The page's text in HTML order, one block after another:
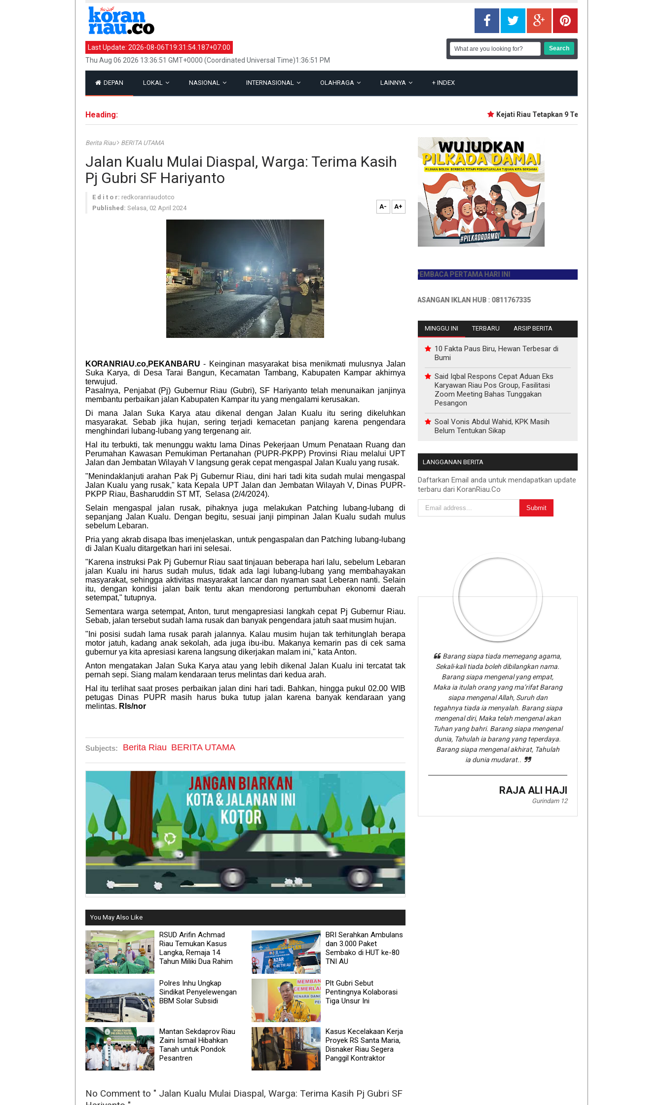
Last Update: 2026-08-06T19:31:54.187+07:00
Thu Aug 06 2026 13:36:51 GMT+0000 (Coordinated Universal Time)1:36:51 PM
DEPAN LOKAL NASIONAL INTERNASIONAL OLAHRAGA LAINNYA + INDEX
Heading: Kejati Riau Tetapkan 9 Tersangka Baru Korupsi Dana
Berita Riau BERITA UTAMA
Jalan Kualu Mulai Diaspal, Warga: Terima Kasih
Pj Gubri SF Hariyanto
E d i t o r: redkoranriaudotco
Published: Selasa, 02 April 2024 A- A+
KORANRIAU.co,PEKANBARU - Keinginan masyarakat bisa menikmati mulusnya Jalan
Suka Karya, di Desa Tarai Bangun, Kecamatan Tambang, Kabupaten Kampar akhirnya
terwujud.
Pasalnya, Penjabat (Pj) Gubernur Riau (Gubri), SF Hariyanto telah menunaikan janjinya
membantu perbaikan jalan Kabupaten Kampar itu yang mengalami kerusakan.
Di mana Jalan Suka Karya atau dikenal dengan Jalan Kualu itu sering dikeluhkan
masyarakat. Sebab jika hujan, sering terjadi kemacetan panjang karena pengendara
menghindari lubang-lubang yang tergenang air.
Hal itu terbukti, tak menunggu waktu lama Dinas Pekerjaan Umum Penataan Ruang dan
Perumahan Kawasan Pemukiman Pertanahan (PUPR-PKPP) Provinsi Riau melalui UPT
Jalan dan Jembatan Wilayah V langsung gerak cepat mengaspal Jalan Kualu yang rusak.
"Menindaklanjuti arahan Pak Pj Gubernur Riau, dini hari tadi kita sudah mulai mengaspal
Jalan Kualu yang rusak," kata Kepala UPT Jalan dan Jembatan Wilayah V, Dinas PUPR-
PKPP Riau, Basharuddin ST MT, Selasa (2/4/2024).
Selain mengaspal jalan rusak, pihaknya juga melakukan Patching lubang-lubang di
sepanjang Jalan Kualu. Dengan begitu, sesuai janji pimpinan Jalan Kualu sudah mulus
sebelum Lebaran.
Pria yang akrab disapa Ibas imenjelaskan, untuk pengaspalan dan Patching lubang-lubang
di Jalan Kualu ditargetkan hari ini selesai.
"Karena instruksi Pak Pj Gubernur Riau saat tinjauan beberapa hari lalu, sebelum Lebaran
jalan Kualu ini harus sudah mulus, tidak ada lagi lubang-lubang yang membahayakan
masyarakat, sehingga aktivitas masyarakat lancar dan nyaman saat Leberan nanti. Selain
itu, dengan kondisi jalan baik tentu akan mendorong pertumbuhan ekonomi daerah
setempat," tutupnya.
Sementara warga setempat, Anton, turut mengapresiasi langkah cepat Pj Gubernur Riau.
Sebab, jalan tersebut sudah lama rusak dan banyak pengendara jatuh saat musim hujan.
"Ini posisi sudah lama rusak parah jalannya. Kalau musim hujan tak terhitunglah berapa
motor jatuh, kadang anak sekolah, ada juga ibu-ibu. Makanya kemarin pas di cek sama
gubernur ya kita apresiasi karena langsung dikerjakan malam ini," kata Anton.
Anton mengatakan Jalan Suka Karya atau yang lebih dikenal Jalan Kualu ini tercatat tak
pernah sepi. Siang malam kendaraan terus melintas dari kedua arah.
Hal itu terlihat saat proses perbaikan jalan dini hari tadi. Bahkan, hingga pukul 02.00 WIB
petugas Dinas PUPR masih harus buka tutup jalan karena banyak kendaraan yang
melintas. Rls/nor
Subjects: Berita Riau BERITA UTAMA
You May Also Like
RSUD Arifin Achmad
Riau Temukan Kasus
Langka, Remaja 14
Tahun Miliki Dua Rahim
BRI Serahkan Ambulans
dan 3.000 Paket
Sembako di HUT ke-80
TNI AU
Polres Inhu Ungkap
Sindikat Penyelewengan
BBM Solar Subsidi
Plt Gubri Sebut
Pentingnya Kolaborasi
Tiga Unsur Ini
Mantan Sekdaprov Riau
Zaini Ismail Hibahkan
Tanah untuk Pondok
Pesantren
Kasus Kecelakaan Kerja
Proyek RS Santa Maria,
Disnaker Riau Segera
Panggil Kontraktor
No Comment to " Jalan Kualu Mulai Diaspal, Warga: Terima Kasih Pj Gubri SF
JADILAH PEMBACA PERTAMA HARI INI
INFO PEMASANGAN IKLAN HUB : 0811767335
MINGGU INI TERBARU ARSIP BERITA
10 Fakta Paus Biru, Hewan Terbesar di
Bumi
Said Iqbal Respons Cepat Aduan Eks
Karyawan Riau Pos Group, Fasilitasi
Zoom Meeting Bahas Tunggakan
Pesangon
Soal Vonis Abdul Wahid, KPK Masih
Belum Tentukan Sikap
LANGGANAN BERITA
Daftarkan Email anda untuk mendapatkan update
terbaru dari KoranRiau.Co
Barang siapa tiada memegang agama,
Sekali-kali tiada boleh dibilangkan nama.
Barang siapa mengenal yang empat,
Maka ia itulah orang yang ma’rifat Barang
siapa mengenal Allah, Suruh dan
tegahnya tiada ia menyalah. Barang siapa
mengenal diri, Maka telah mengenal akan
Tuhan yang bahri. Barang siapa mengenal
dunia, Tahulah ia barang yang teperdaya.
Barang siapa mengenal akhirat, Tahulah
ia dunia mudarat..
RAJA ALI HAJI
Gurindam 12